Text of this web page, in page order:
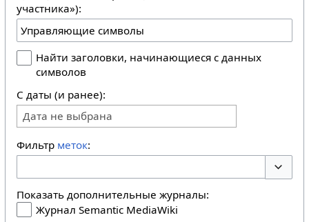
участника»):
Найти заголовки, начинающиеся с данных
символов
С даты (и ранее):
Дата не выбрана
Фильтр меток:
Показать дополнительные журналы:
Журнал Semantic MediaWiki